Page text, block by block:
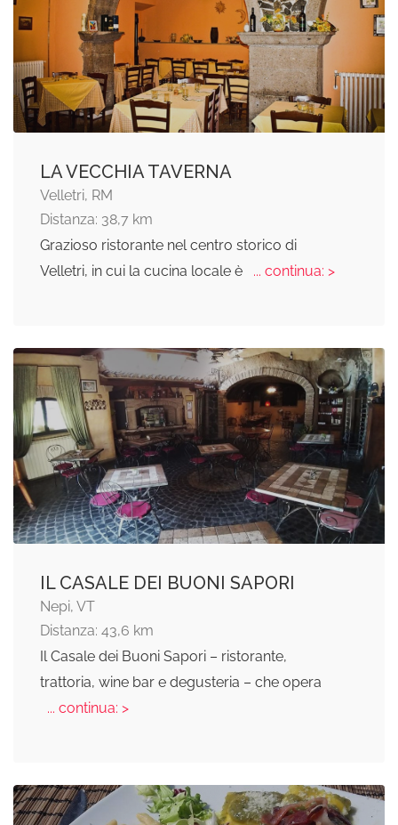
LA VECCHIA TAVERNA
Velletri, RM
Distanza: 38,7 km
Grazioso ristorante nel centro storico di
Velletri, in cui la cucina locale è
... continua: >
IL CASALE DEI BUONI SAPORI
Nepi, VT
Distanza: 43,6 km
Il Casale dei Buoni Sapori – ristorante,
trattoria, wine bar e degusteria – che opera
... continua: >